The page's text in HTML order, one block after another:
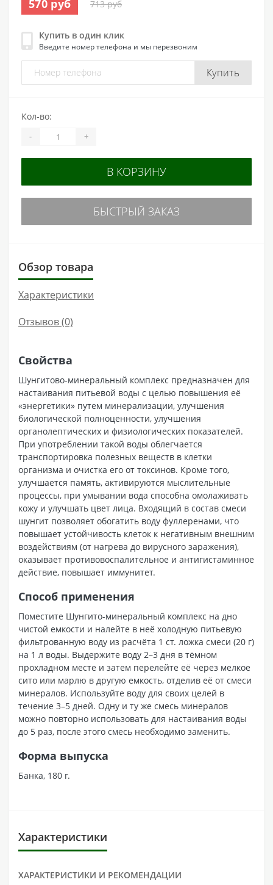
570 руб 713 руб
Купить в один клик
Введите номер телефона и мы перезвоним
Купить
Кол-во:
- +
В КОРЗИНУ
БЫСТРЫЙ ЗАКАЗ
Обзор товара
Характеристики
Отзывов (0)
Свойства
Шунгитово-минеральный комплекс предназначен для
настаивания питьевой воды с целью повышения её
«энергетики» путем минерализации, улучшения
биологической полноценности, улучшения
органолептических и физиологических показателей.
При употреблении такой воды облегчается
транспортировка полезных веществ в клетки
организма и очистка его от токсинов. Кроме того,
улучшается память, активируются мыслительные
процессы, при умывании вода способна омолаживать
кожу и улучшать цвет лица. Входящий в состав смеси
шунгит позволяет обогатить воду фуллеренами, что
повышает устойчивость клеток к негативным внешним
воздействиям (от нагрева до вирусного заражения),
оказывает противовоспалительное и антигистаминное
действие, повышает иммунитет.
Способ применения
Поместите Шунгито-минеральный комплекс на дно
чистой емкости и налейте в неё холодную питьевую
фильтрованную воду из расчёта 1 ст. ложка смеси (20 г)
на 1 л воды. Выдержите воду 2–3 дня в тёмном
прохладном месте и затем перелейте её через мелкое
сито или марлю в другую емкость, отделив её от смеси
минералов. Используйте воду для своих целей в
течение 3–5 дней. Одну и ту же смесь минералов
можно повторно использовать для настаивания воды
до 5 раз, после этого смесь необходимо заменить.
Форма выпуска
Банка, 180 г.
Характеристики
ХАРАКТЕРИСТИКИ И РЕКОМЕНДАЦИИ